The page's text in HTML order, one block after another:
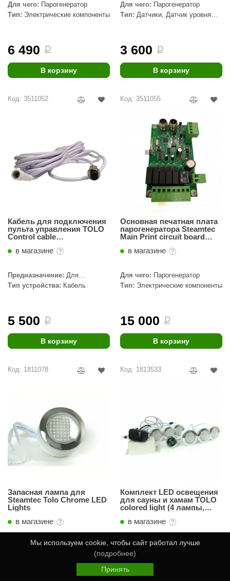
Для чего: Парогенератор
Тип: Электрические компоненты
6 490 i
В корзину
Для чего: Парогенератор
Тип: Датчики, Датчик уровня
3 600 i
В корзину
Код: 3511052
Кабель для подключения
пульта управления TOLO
Control cable
(5 метров)
в магазине
Предназначение: Для
парогенератора
Тип устройства: Кабель
5 500 i
В корзину
Код: 3511055
Основная печатная плата
парогенератора Steamtec
Main Print circuit board
в магазине
Для чего: Парогенератор
Тип: Электрические компоненты
15 000 i
В корзину
Код: 1811078
Запасная лампа для
Steamtec Tolo Chrome LED
Lights
в магазине
Светотерапия, Точечный,
Код: 1813533
Комплект LED освещения
для сауны и хамам TOLO
colored light (4 лампы,
трансформатор)
в магазине
Тип: Светотерапия, Точечный,
Светодиодная
Для чего:
Избранное
Принять
Мы используем cookie, чтобы сайт работал лучше
(подробнее)